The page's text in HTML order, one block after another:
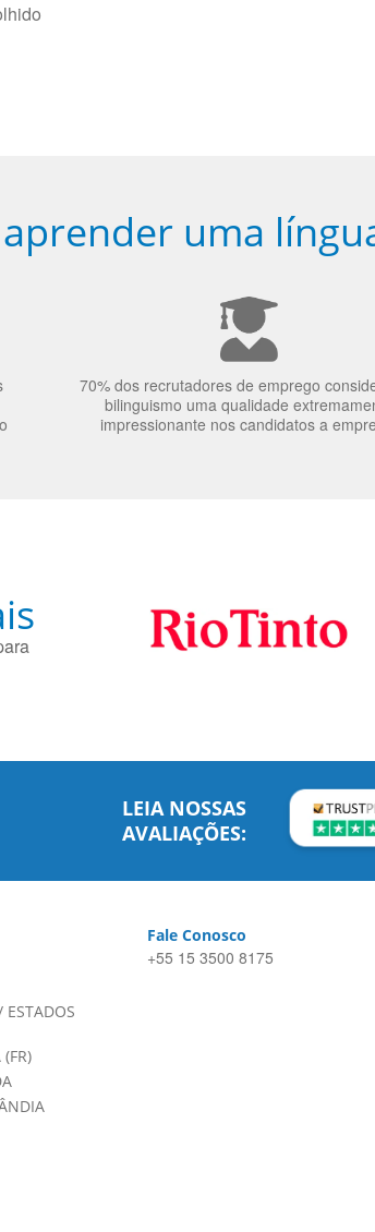
uma
70% dos recrutadores de emprego
bilinguismo uma qualidade
impressionante nos candidatos a
LEIA NOSSAS
AVALIAÇÕES:
ESTADOS
Fale Conosco
+55 15 3500 8175